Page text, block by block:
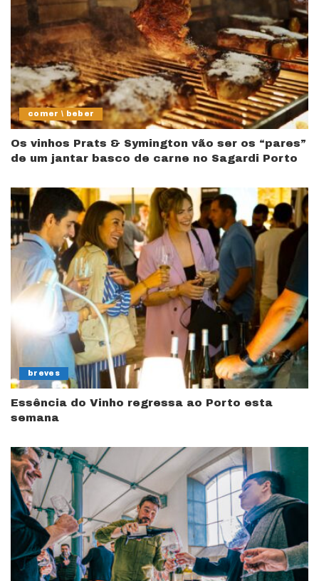
comer \ beber
Os vinhos Prats & Symington vão ser os “pares”
de um jantar basco de carne no Sagardi Porto
breves
Essência do Vinho regressa ao Porto esta
semana